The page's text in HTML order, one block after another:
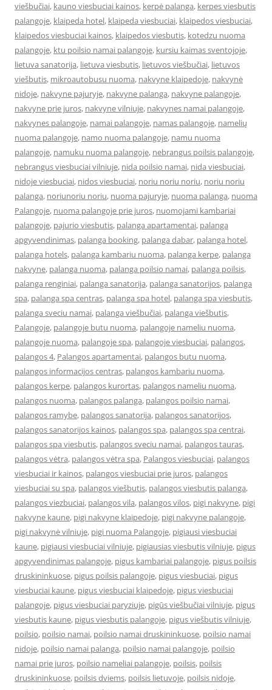
viešbučiai, kauno viesbuciai kainos, kerpė palanga, kerpes viesbutis
palangoje, klaipeda hotel, klaipeda viesbuciai, klaipedos viesbuciai,
klaipedos viesbuciai kainos, klaipedos viesbutis, kotedzu nuoma
palangoje, ktu poilsio namai palangoje, kursiu kaimas sventojoje,
lietuva sanatorija, lietuva viesbutis, lietuvos viešbučiai, lietuvos
viešbutis, mikroautobusu nuoma, nakvyne klaipedoje, nakvynė
nidoje, nakvyne pajuryje, nakvyne palanga, nakvyne palangoje,
nakvyne prie juros, nakvyne vilniuje, nakvynes namai palangoje,
nakvynes palangoje, namai palangoje, namas palangoje, namelių
nuoma palangoje, namo nuoma palangoje, namu nuoma
palangoje, namuku nuoma palangoje, nebrangus poilsis palangoje,
nebrangus viesbuciai vilniuje, nida poilsio namai, nida viesbuciai,
nidoje viesbuciai, nidos viesbuciai, noriu noriu noriu, noriu noriu
palanga, noriunoriu noriu, nuoma pajuryje, nuoma palanga, nuoma
Palangoje, nuoma palangoje prie juros, nuomojami kambariai
palangoje, pajurio viesbutis, palanga apartamentai, palanga
apgyvendinimas, palanga booking, palanga dabar, palanga hotel,
palanga hotels, palanga kambariu nuoma, palanga kerpe, palanga
nakvyne, palanga nuoma, palanga poilsio namai, palanga poilsis,
palanga renginiai, palanga sanatorija, palanga sanatorijos, palanga
spa, palanga spa centras, palanga spa hotel, palanga spa viesbutis,
palanga sveciu namai, palanga viešbučiai, palanga viešbutis,
Palangoje, palangoje butu nuoma, palangoje nameliu nuoma,
palangoje nuoma, palangoje spa, palangoje viesbuciai, palangos,
palangos 4, Palangos apartamentai, palangos butu nuoma,
palangos informacijos centras, palangos kambariu nuoma,
palangos kerpe, palangos kurortas, palangos nameliu nuoma,
palangos nuoma, palangos palanga, palangos poilsio namai,
palangos ramybe, palangos sanatorija, palangos sanatorijos,
palangos sanatorijos kainos, palangos spa, palangos spa centrai,
palangos spa viesbutis, palangos sveciu namai, palangos tauras,
palangos vėtra, palangos vėtra spa, Palangos viesbuciai, palangos
viesbuciai ir kainos, palangos viesbuciai prie juros, palangos
viesbuciai su spa, palangos viešbutis, palangos viesbutis palanga,
palangos viezbuciai, palangos vila, palangos vilos, pigi nakvyne, pigi
nakvyne kaune, pigi nakvyne klaipedoje, pigi nakvyne palangoje,
pigi nakvynė vilniuje, pigi nuoma Palangoje, pigiausi viesbuciai
kaune, pigiausi viesbuciai vilniuje, pigiausias viesbutis vilniuje, pigus
apgyvendinimas palangoje, pigus kambariai palangoje, pigus poilsis
druskininkuose, pigus poilsis palangoje, pigus viesbuciai, pigus
viesbuciai kaune, pigus viesbuciai klaipedoje, pigus viesbuciai
palangoje, pigus viesbuciai paryziuje, pigūs viešbučiai vilniuje, pigus
viesbutis kaune, pigus viesbutis palangoje, pigus viešbutis vilniuje,
poilsio, poilsio namai, poilsio namai druskininkuose, poilsio namai
nidoje, poilsio namai palanga, poilsio namai palangoje, poilsio
namai prie juros, poilsio nameliai palangoje, poilsis, poilsis
druskininkuose, poilsis dviems, poilsis lietuvoje, poilsis nidoje,